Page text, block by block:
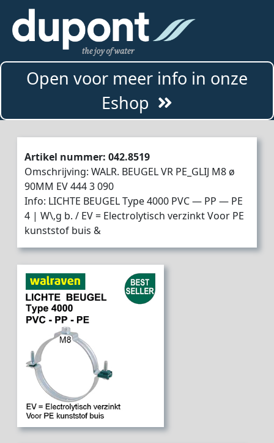
Open voor meer info in onze
Eshop
Artikel nummer: 042.8519
Omschrijving: WALR. BEUGEL VR PE_GLIJ M8 ø
90MM EV 444 3 090
Info: LICHTE BEUGEL Type 4000 PVC — PP — PE
4 | W\‚g b. / EV = Electrolytisch verzinkt Voor PE
kunststof buis &